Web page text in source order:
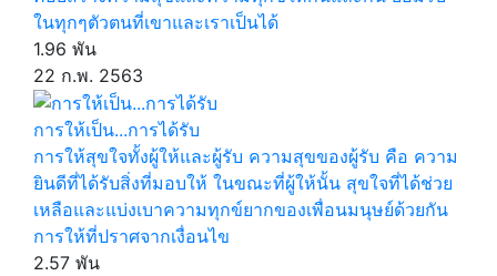
ในทุกๆตัวตนที่เขาและเราเป็นได้
1.96 พัน
22 ก.พ. 2563
การให้เป็น...การได้รับ
การให้สุขใจทั้งผู้ให้และผู้รับ ความสุขของผู้รับ คือ ความ
ยินดีที่ได้รับสิ่งที่มอบให้ ในขณะที่ผู้ให้นั้น สุขใจที่ได้ช่วย
เหลือและแบ่งเบาความทุกข์ยากของเพื่อนมนุษย์ด้วยกัน
การให้ที่ปราศจากเงื่อนไข
2.57 พัน